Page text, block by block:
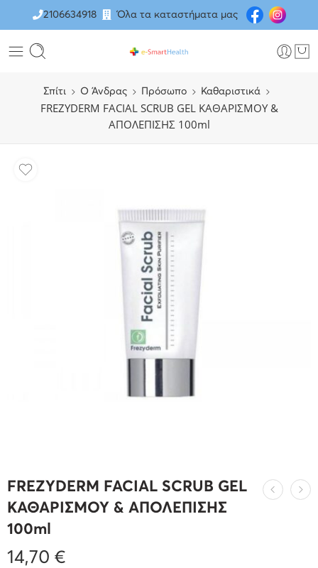
2106634918 Όλα τα καταστήματα μας
Σπίτι O Άνδρας Πρόσωπο Καθαριστικά
FREZYDERM FACIAL SCRUB GEL ΚΑΘΑΡΙΣΜΟΥ &
ΑΠΟΛΕΠΙΣΗΣ 100ml
FREZYDERM FACIAL SCRUB GEL
ΚΑΘΑΡΙΣΜΟΥ & ΑΠΟΛΕΠΙΣΗΣ
100ml
14,70 €